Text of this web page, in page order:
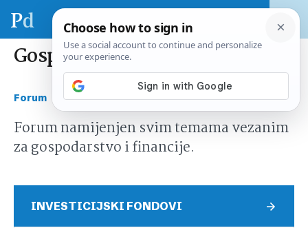
Gospodarstvo i financije
Forum Gospodarstvo i financije
Forum namijenjen svim temama vezanim
za gospodarstvo i financije.
INVESTICIJSKI FONDOVI